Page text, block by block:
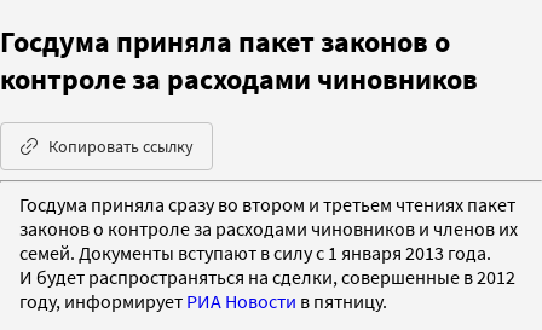
Госдума приняла пакет законов о
контроле за расходами чиновников
Копировать ссылку
Госдума приняла сразу во втором и третьем чтениях пакет
законов о контроле за расходами чиновников и членов их
семей. Документы вступают в силу с 1 января 2013 года.
И будет распространяться на сделки, совершенные в 2012
году, информирует РИА Новости в пятницу.